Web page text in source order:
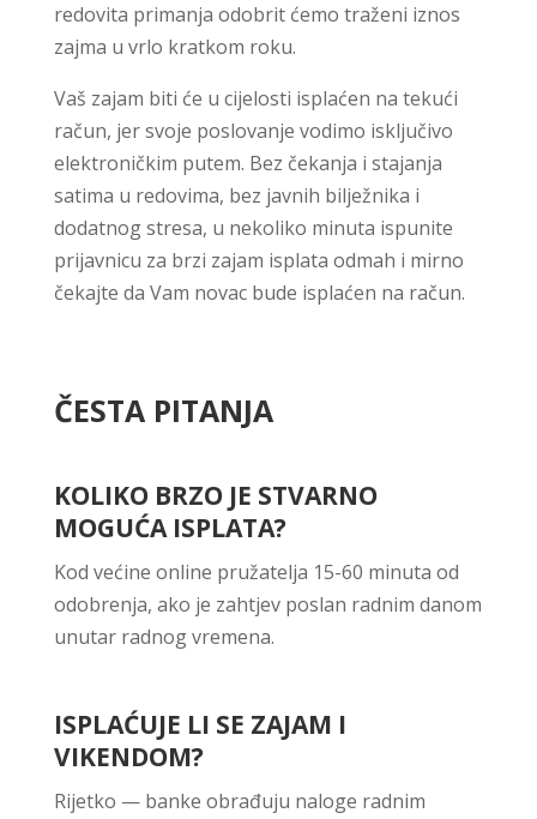
redovita primanja odobrit ćemo traženi iznos
zajma u vrlo kratkom roku.
Vaš zajam biti će u cijelosti isplaćen na tekući
račun, jer svoje poslovanje vodimo isključivo
elektroničkim putem. Bez čekanja i stajanja
satima u redovima, bez javnih bilježnika i
dodatnog stresa, u nekoliko minuta ispunite
prijavnicu za brzi zajam isplata odmah i mirno
čekajte da Vam novac bude isplaćen na račun.
ČESTA PITANJA
KOLIKO BRZO JE STVARNO
MOGUĆA ISPLATA?
Kod većine online pružatelja 15-60 minuta od
odobrenja, ako je zahtjev poslan radnim danom
unutar radnog vremena.
ISPLAĆUJE LI SE ZAJAM I
VIKENDOM?
Rijetko — banke obrađuju naloge radnim